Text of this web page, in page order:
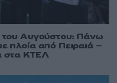
του Αυγούστου: Πάνω
από Πειραιά –
στα ΚΤΕΛ